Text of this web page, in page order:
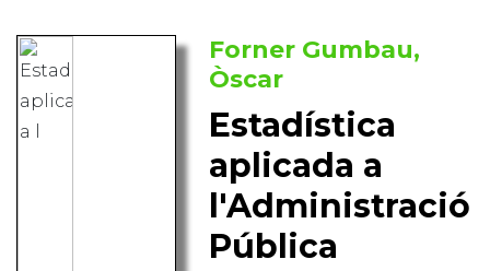
Forner Gumbau,
Òscar
Estadística
aplicada a
l'Administració
Pública